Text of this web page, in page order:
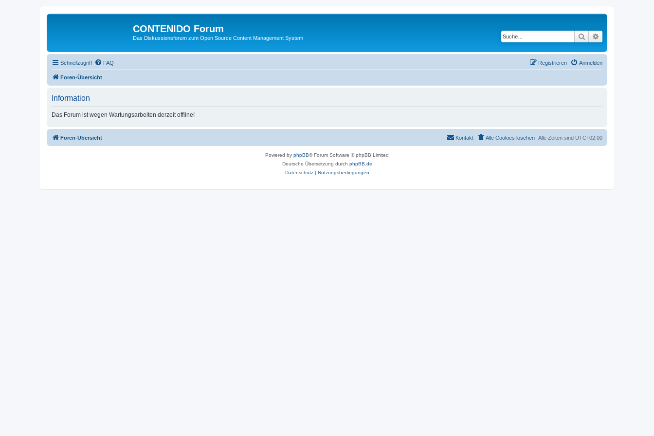
CONTENIDO Forum
Das Diskussionsforum zum Open Source Content Management System Suche
Schnellzugriff FAQ Anmelden
Registrieren
Foren-Übersicht
Information
Das Forum ist wegen Wartungsarbeiten derzeit offline!
Foren-Übersicht Alle Zeiten sind UTC+02:00
Alle Cookies löschen
Kontakt
Powered by phpBB® Forum Software © phpBB Limited
Deutsche Übersetzung durch phpBB.de
Datenschutz| Nutzungsbedingungen